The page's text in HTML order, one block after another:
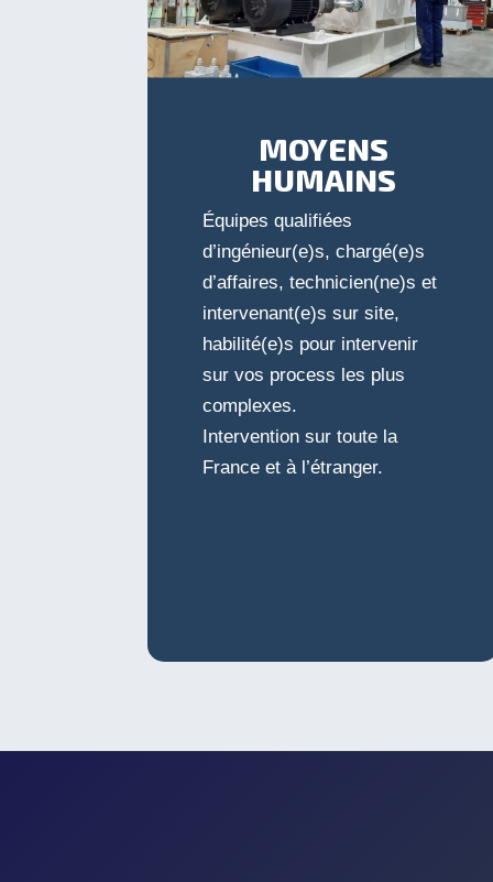
MOYENS
HUMAINS
Équipes qualifiées
d’ingénieur(e)s, chargé(e)s
d’affaires, technicien(ne)s et
intervenant(e)s sur site,
habilité(e)s pour intervenir
sur vos process les plus
complexes.
Intervention sur toute la
France et à l’étranger.